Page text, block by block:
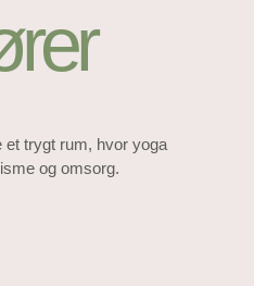
trygt rum, hvor yoga
og omsorg.